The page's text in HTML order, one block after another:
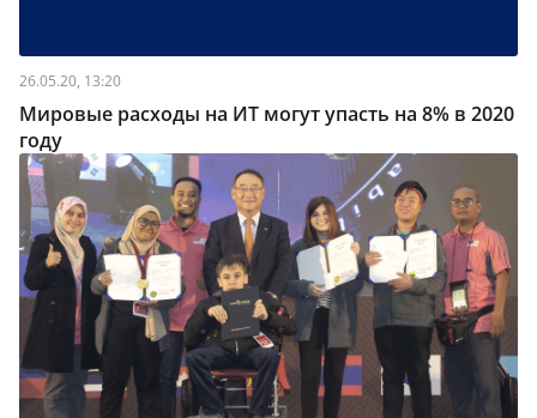
26.05.20, 13:20
Мировые расходы на ИТ могут упасть на 8% в 2020
году